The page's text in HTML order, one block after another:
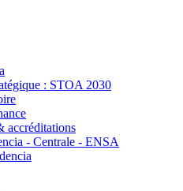
: STOA 2030
accréditations
- Centrale - ENSA